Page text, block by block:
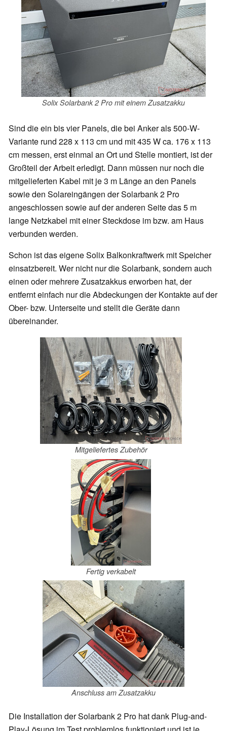
Solix Solarbank 2 Pro mit einem Zusatzakku
Sind die ein bis vier Panels, die bei Anker als 500-W-
Variante rund 228 x 113 cm und mit 435 W ca. 176 x 113
cm messen, erst einmal an Ort und Stelle montiert, ist der
Großteil der Arbeit erledigt. Dann müssen nur noch die
mitgelieferten Kabel mit je 3 m Länge an den Panels
sowie den Solareingängen der Solarbank 2 Pro
angeschlossen sowie auf der anderen Seite das 5 m
lange Netzkabel mit einer Steckdose im bzw. am Haus
verbunden werden.
Schon ist das eigene Solix Balkonkraftwerk mit Speicher
einsatzbereit. Wer nicht nur die Solarbank, sondern auch
einen oder mehrere Zusatzakkus erworben hat, der
entfernt einfach nur die Abdeckungen der Kontakte auf der
Ober- bzw. Unterseite und stellt die Geräte dann
übereinander.
Mitgeliefertes Zubehör
Fertig verkabelt
Anschluss am Zusatzakku
Die Installation der Solarbank 2 Pro hat dank Plug-and-